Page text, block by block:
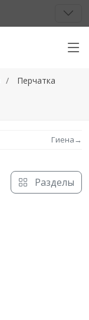
Перчатка
Гиена→
Разделы